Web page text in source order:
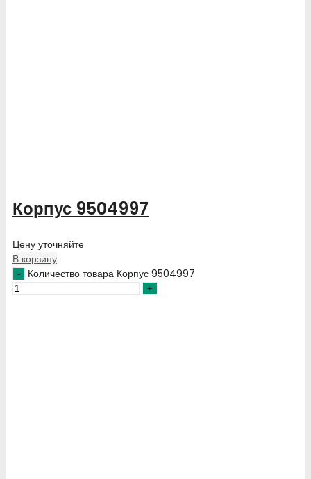
Корпус 9504997
Цену уточняйте
В корзину
Количество товара Корпус 9504997